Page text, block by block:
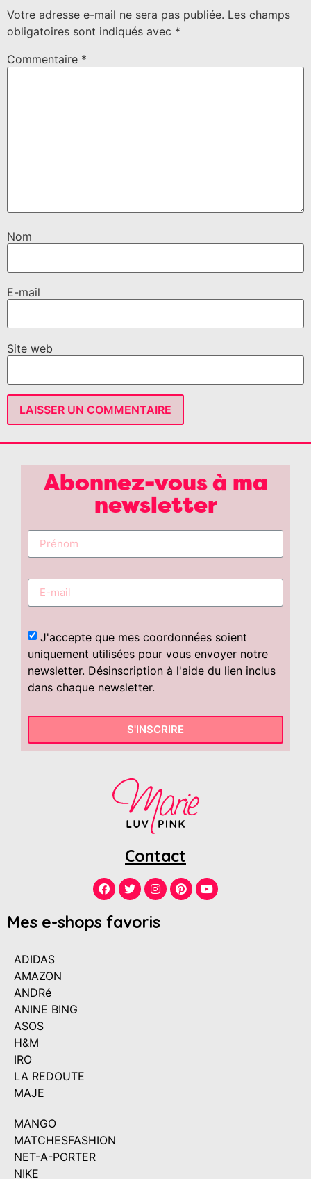
Votre adresse e-mail ne sera pas publiée. Les champs
obligatoires sont indiqués avec *
Commentaire *
Nom
E-mail
Site web
Abonnez-vous à ma
newsletter
J'accepte que mes coordonnées soient
uniquement utilisées pour vous envoyer notre
newsletter. Désinscription à l'aide du lien inclus
dans chaque newsletter.
S'INSCRIRE
Contact
Mes e-shops favoris
ADIDAS
AMAZON
ANDRé
ANINE BING
ASOS
H&M
IRO
LA REDOUTE
MAJE
MANGO
MATCHESFASHION
NET-A-PORTER
NIKE